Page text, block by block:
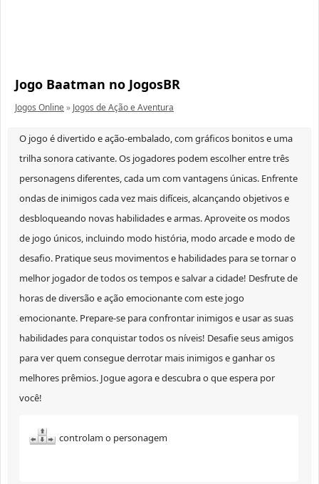
Jogo Baatman no JogosBR
Jogos Online» Jogos de Ação e Aventura
O jogo é divertido e ação-embalado, com gráficos bonitos e uma
trilha sonora cativante. Os jogadores podem escolher entre três
personagens diferentes, cada um com vantagens únicas. Enfrente
ondas de inimigos cada vez mais difíceis, alcançando objetivos e
desbloqueando novas habilidades e armas. Aproveite os modos
de jogo únicos, incluindo modo história, modo arcade e modo de
desafio. Pratique seus movimentos e habilidades para se tornar o
melhor jogador de todos os tempos e salvar a cidade! Desfrute de
horas de diversão e ação emocionante com este jogo
emocionante. Prepare-se para confrontar inimigos e usar as suas
habilidades para conquistar todos os níveis! Desafie seus amigos
para ver quem consegue derrotar mais inimigos e ganhar os
melhores prêmios. Jogue agora e descubra o que espera por
você!
controlam o personagem